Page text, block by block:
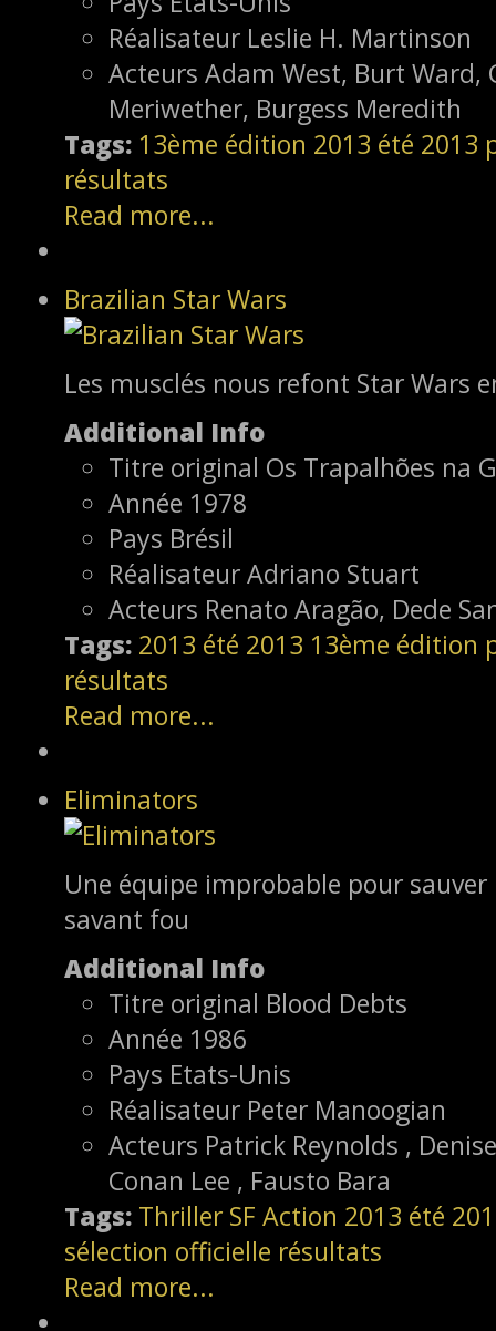
Réalisateur Leslie H. Martinson
Acteurs Adam West, Burt Ward,
Meriwether, Burgess Meredith
Tags: 13ème édition 2013 été 2013
résultats
Read more...
Brazilian Star Wars
Les musclés nous refont Star Wars
Additional Info
Titre original Os Trapalhões na
Année 1978
Pays Brésil
RéalisateurAdriano Stuart
Acteurs Renato Aragão, Dede
Tags: 2013 été 2013 13ème édition
résultats
Read more...
Eliminators
Une équipe improbable pour
savant fou
Additional Info
Titre original Blood Debts
Année 1986
Pays Etats-Unis
Réalisateur Peter Manoogian
Acteurs Patrick Reynolds ,
Conan Lee , Fausto Bara
Tags: Thriller SF Action 2013 été
sélection officielle résultats
Read more...